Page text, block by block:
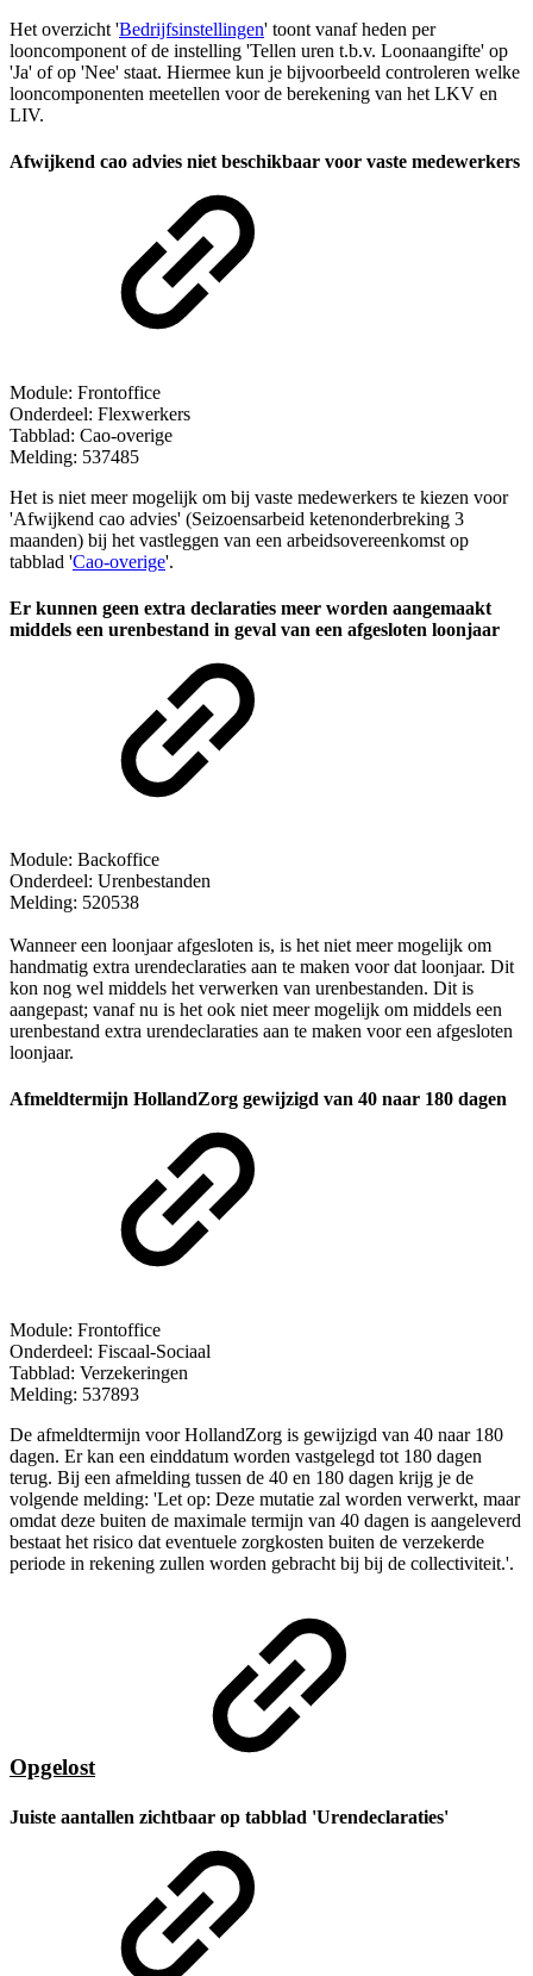
Het overzicht 'Bedrijfsinstellingen' toont vanaf heden per
looncomponent of de instelling 'Tellen uren t.b.v. Loonaangifte' op
'Ja' of op 'Nee' staat. Hiermee kun je bijvoorbeeld controleren welke
looncomponenten meetellen voor de berekening van het LKV en
LIV.
Afwijkend cao advies niet beschikbaar voor vaste medewerkers
Module: Frontoffice
Onderdeel: Flexwerkers
Tabblad: Cao-overige
Melding: 537485
Het is niet meer mogelijk om bij vaste medewerkers te kiezen voor
'Afwijkend cao advies' (Seizoensarbeid ketenonderbreking 3
maanden) bij het vastleggen van een arbeidsovereenkomst op
tabblad 'Cao-overige'.
Er kunnen geen extra declaraties meer worden aangemaakt
middels een urenbestand in geval van een afgesloten loonjaar
Module: Backoffice
Onderdeel: Urenbestanden
Melding: 520538
Wanneer een loonjaar afgesloten is, is het niet meer mogelijk om
handmatig extra urendeclaraties aan te maken voor dat loonjaar. Dit
kon nog wel middels het verwerken van urenbestanden. Dit is
aangepast; vanaf nu is het ook niet meer mogelijk om middels een
urenbestand extra urendeclaraties aan te maken voor een afgesloten
loonjaar.
Afmeldtermijn HollandZorg gewijzigd van 40 naar 180 dagen
Module: Frontoffice
Onderdeel: Fiscaal-Sociaal
Tabblad: Verzekeringen
Melding: 537893
De afmeldtermijn voor HollandZorg is gewijzigd van 40 naar 180
dagen. Er kan een einddatum worden vastgelegd tot 180 dagen
terug. Bij een afmelding tussen de 40 en 180 dagen krijg je de
volgende melding: 'Let op: Deze mutatie zal worden verwerkt, maar
omdat deze buiten de maximale termijn van 40 dagen is aangeleverd
bestaat het risico dat eventuele zorgkosten buiten de verzekerde
periode in rekening zullen worden gebracht bij bij de collectiviteit.'.
Opgelost
Juiste aantallen zichtbaar op tabblad 'Urendeclaraties'